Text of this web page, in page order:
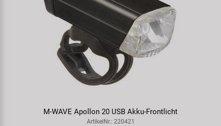
M-WAVE Apollon 20 USB Akku-Frontlicht
ArtikelNr.: 220421